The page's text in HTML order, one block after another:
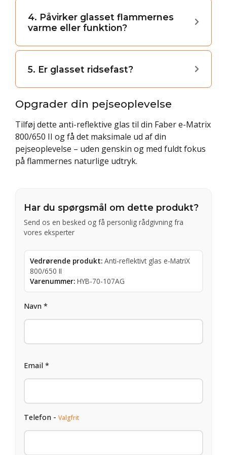
4. Påvirker glasset flammernes
varme eller funktion?
5. Er glasset ridsefast?
Opgrader din pejseoplevelse
Tilføj dette anti-reflektive glas til din Faber e-Matrix
800/650 II og få det maksimale ud af din
pejseoplevelse – uden genskin og med fuldt fokus
på flammernes naturlige udtryk.
Har du spørgsmål om dette produkt?
Send os en besked og få personlig rådgivning fra
vores eksperter
Vedrørende produkt: Anti-reflektivt glas e-MatriX
800/650 II
Varenummer: HYB-70-107AG
Navn *
Email *
Telefon - Valgfrit